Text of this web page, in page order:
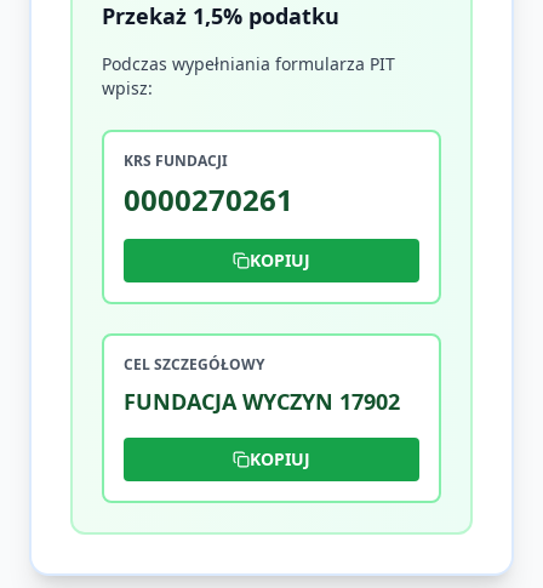
Przekaż 1,5% podatku
Podczas wypełniania formularza PIT
wpisz:
KRS FUNDACJI
0000270261
KOPIUJ
CEL SZCZEGÓŁOWY
FUNDACJA WYCZYN 17902
KOPIUJ